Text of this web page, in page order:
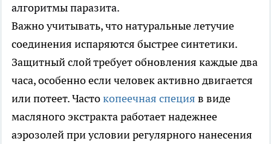
алгоритмы паразита.
Важно учитывать, что натуральные летучие
соединения испаряются быстрее синтетики.
Защитный слой требует обновления каждые два
часа, особенно если человек активно двигается
или потеет. Частокопеечная специя в виде
масляного экстракта работает надежнее
аэрозолей при условии регулярного нанесения